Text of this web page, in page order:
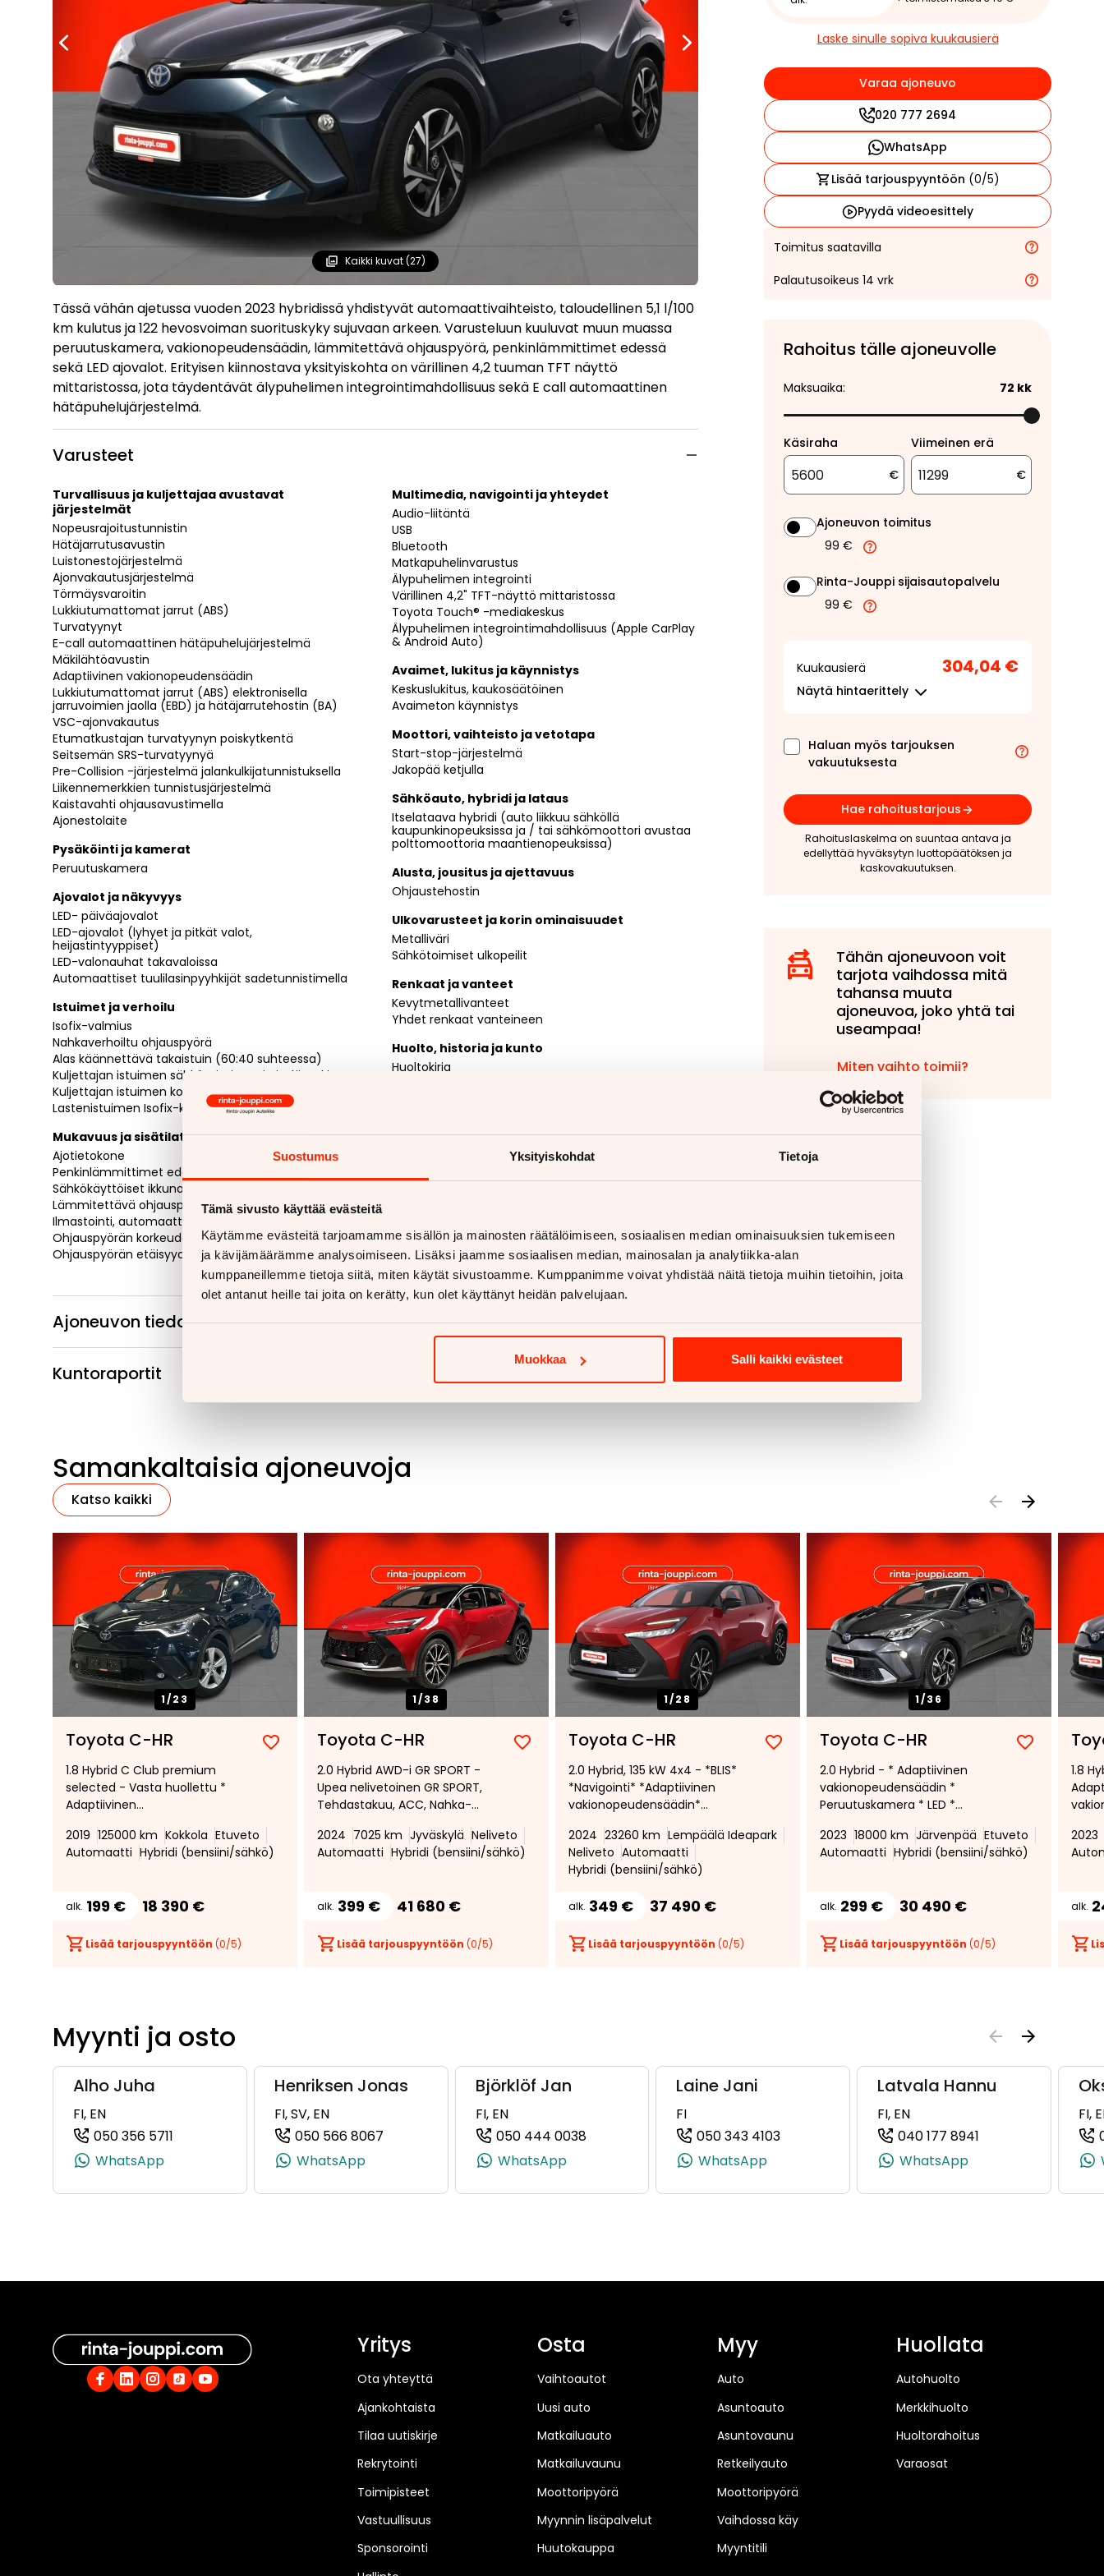
Suostumus Yksityiskohdat Tietoja
Tämä sivusto käyttää evästeitä
Käytämme evästeitä tarjoamamme sisällön ja mainosten räätälöimiseen, sosiaalisen median ominaisuuksien tukemiseen
ja kävijämäärämme analysoimiseen. Lisäksi jaamme sosiaalisen median, mainosalan ja analytiikka-alan
kumppaneillemme tietoja siitä, miten käytät sivustoamme. Kumppanimme voivat yhdistää näitä tietoja muihin tietoihin, joita
olet antanut heille tai joita on kerätty, kun olet käyttänyt heidän palvelujaan.
Muokkaa Salli kaikki evästeet
Kaikki kuvat (27)
Tässä vähän ajetussa vuoden 2023 hybridissä yhdistyvät automaattivaihteisto, taloudellinen 5,1 l/100
km kulutus ja 122 hevosvoiman suorituskyky sujuvaan arkeen. Varusteluun kuuluvat muun muassa
peruutuskamera, vakionopeudensäädin, lämmitettävä ohjauspyörä, penkinlämmittimet edessä
sekä LED ajovalot. Erityisen kiinnostava yksityiskohta on värillinen 4,2 tuuman TFT näyttö
mittaristossa, jota täydentävät älypuhelimen integrointimahdollisuus sekä E call automaattinen
hätäpuhelujärjestelmä.
Varusteet
Turvallisuus ja kuljettajaa avustavat
järjestelmät
Nopeusrajoitustunnistin
Hätäjarrutusavustin
Luistonestojärjestelmä
Ajonvakautusjärjestelmä
Törmäysvaroitin
Lukkiutumattomat jarrut (ABS)
Turvatyynyt
E-call automaattinen hätäpuhelujärjestelmä
Mäkilähtöavustin
Adaptiivinen vakionopeudensäädin
Lukkiutumattomat jarrut (ABS) elektronisella
jarruvoimien jaolla (EBD) ja hätäjarrutehostin (BA)
VSC-ajonvakautus
Etumatkustajan turvatyynyn poiskytkentä
Seitsemän SRS-turvatyynyä
Pre-Collision -järjestelmä jalankulkijatunnistuksella
Liikennemerkkien tunnistusjärjestelmä
Kaistavahti ohjausavustimella
Ajonestolaite
Pysäköinti ja kamerat
Peruutuskamera
Ajovalot ja näkyvyys
LED- päiväajovalot
LED-ajovalot (lyhyet ja pitkät valot,
heijastintyyppiset)
LED-valonauhat takavaloissa
Automaattiset tuulilasinpyyhkijät sadetunnistimella
Istuimet ja verhoilu
Isofix-valmius
Nahkaverhoiltu ohjauspyörä
Alas käännettävä takaistuin (60:40 suhteessa)
Kuljettajan istuimen sähkötoiminen ristiseläntuki
Kuljettajan istuimen korkeuden säätö
Lastenistuimen Isofix-kiinnityspisteet
Mukavuus ja sisätilat
Ajotietokone
Penkinlämmittimet edessä
Sähkökäyttöiset ikkunat
Lämmitettävä ohjauspyörä
Ilmastointi, automaattinen
Ohjauspyörän korkeuden säätö
Ohjauspyörän etäisyyden säätö
Multimedia, navigointi ja yhteydet
Audio-liitäntä
USB
Bluetooth
Matkapuhelinvarustus
Älypuhelimen integrointi
Värillinen 4,2" TFT-näyttö mittaristossa
Toyota Touch® -mediakeskus
Älypuhelimen integrointimahdollisuus (Apple CarPlay
& Android Auto)
Avaimet, lukitus ja käynnistys
Keskuslukitus, kaukosäätöinen
Avaimeton käynnistys
Moottori, vaihteisto ja vetotapa
Start-stop-järjestelmä
Jakopää ketjulla
Sähköauto, hybridi ja lataus
Itselataava hybridi (auto liikkuu sähköllä
kaupunkinopeuksissa ja / tai sähkömoottori avustaa
polttomoottoria maantienopeuksissa)
Alusta, jousitus ja ajettavuus
Ohjaustehostin
Ulkovarusteet ja korin ominaisuudet
Metalliväri
Sähkötoimiset ulkopeilit
Renkaat ja vanteet
Kevytmetallivanteet
Yhdet renkaat vanteineen
Huolto, historia ja kunto
Huoltokirja
Ennakkomyynnissä. Ajoneuvo saapuu varastoomme
Varusteita päivitetään!
matkailuajoneuvoa, traktoria tai mitä tahansa
Ajoneuvon tiedot
Kuntoraportit
Laske sinulle sopiva kuukausierä
Varaa ajoneuvo
020 777 2694
WhatsApp
Lisää tarjouspyyntöön (0/5)
Pyydä videoesittely
Toimitus saatavilla
Palautusoikeus 14 vrk
Rahoitus tälle ajoneuvolle
Maksuaika: 72 kk
Käsiraha
€
Viimeinen erä
€
Ajoneuvon toimitus
99 €
Rinta-Jouppi sijaisautopalvelu
99 €
Kuukausierä 304,04 €
Näytä hintaerittely
Haluan myös tarjouksen
vakuutuksesta
Hae rahoitustarjous
Rahoituslaskelma on suuntaa antava ja
edellyttää hyväksytyn luottopäätöksen ja
kaskovakuutuksen.
Tähän ajoneuvoon voit
tarjota vaihdossa mitä
tahansa muuta
ajoneuvoa, joko yhtä tai
useampaa!
Miten vaihto toimii?
Samankaltaisia ajoneuvoja
Katso kaikki
1/23
Toyota C-HR
Lisää
suosikiksi
Poista
suosikeista
1.8 Hybrid C Club premium
selected - Vasta huollettu *
Adaptiivinen
Lämmitettävä ohjauspyörä *
Penkinlämmitys edessä *
ilmastointi * Peruutuskamera *
2019 125000 km Kokkola Etuveto
Automaatti Hybridi (bensiini/sähkö)
alk. 199 € 18 390 €
Lisää tarjouspyyntöön (0/5)
1/38
Toyota C-HR
Lisää
suosikiksi
Poista
suosikeista
2.0 Hybrid AWD-i GR SPORT -
Upea nelivetoinen GR SPORT,
Tehdastakuu, ACC, Nahka-
Bi- LED ajovalot
2024 7025 km Jyväskylä Neliveto
Automaatti Hybridi (bensiini/sähkö)
alk. 399 € 41 680 €
Lisää tarjouspyyntöön (0/5)
1/28
Toyota C-HR
Lisää
suosikiksi
Poista
suosikeista
2.0 Hybrid, 135 kW 4x4 - *BLIS*
*Navigointi* *Adaptiivinen
vakionopeudensäädin*
2024 23260 km Lempäälä Ideapark
Neliveto Automaatti
Hybridi (bensiini/sähkö)
alk. 349 € 37 490 €
Lisää tarjouspyyntöön (0/5)
1/36
Toyota C-HR
Lisää
suosikiksi
Poista
2.0 Hybrid - * Adaptiivinen
vakionopeudensäädin *
Peruutuskamera * LED *
2023 18000 km Järvenpää Etuveto
Automaatti Hybridi (bensiini/sähkö)
alk. 299 € 30 490 €
Lisää tarjouspyyntöön (0/5)
1.8
LED-
2023
alk.
Myynti ja osto
Alho Juha
FI, EN
050 356 5711
(+358503565711, 0503565711, +358 50 356 5711)
WhatsApp
Henriksen Jonas
FI, SV, EN
050 566 8067
(+358505668067, 0505668067, +358 50 566 8067)
WhatsApp
Björklöf Jan
FI, EN
050 444 0038
(+358504440038, 0504440038, +358 50 444 0038)
WhatsApp
Laine Jani
FI
050 343 4103
(+358503434103, 0503434103, +358 50 343 4103)
WhatsApp
Latvala Hannu
FI, EN
040 177 8941
(+358401778941,
WhatsApp
FI,
Yritys
Ota yhteyttä
Ajankohtaista
Tilaa uutiskirje
Rekrytointi
Toimipisteet
Vastuullisuus
Sponsorointi
Osta
Vaihtoautot
Uusi auto
Matkailuauto
Matkailuvaunu
Moottoripyörä
Myynnin lisäpalvelut
Huutokauppa
Myy
Auto
Asuntoauto
Asuntovaunu
Retkeilyauto
Moottoripyörä
Vaihdossa käy
Myyntitili
Huollata
Autohuolto
Merkkihuolto
Huoltorahoitus
Varaosat